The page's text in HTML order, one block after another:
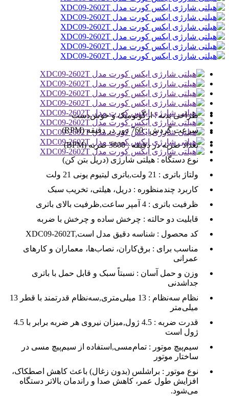
طراحی بدنه :ارگونومیک و خوش‌دست
سرعت گردش :760 دور در دقیقه (RPM)
تعداد ضربه در دقیقه :3800 ضربه (BPM)
نوع دستگاه : هیلتی شارژی (دریل بتن کن)
ولتاژ باتری : 21 ولت,باتری لیتیوم یونی 21 ولت
کاربرد چندمنظوره : دریل، هیلتی، تخریب سبک
ظرفیت باتری : 4 آمپر ساعت,ظرفیت بالای باتری
قابلیت دو حالته : چرخش ساده و چرخش با ضربه
کد محصول : XDC09-2602T,شناسه دقیق مدل است
مناسب برای : برق‌کاران، نصاب‌ها، معماران و کارهای
عمرانی
وزن و حمل آسان : نسبتاً سبک و قابل حمل با باتری
جداشدنی
نظام سه‌نظام :
13 میلی‌متری,سه‌نظام قدرتمند با قطر 13
میلی‌متر
قدرت ضربه :
4.5 ژول,میزان نیروی هر ضربه برابر با 4.5
ژول است
سیم‌پیچ موتور : تمام‌مسی,استفاده از سیم‌پیچ مسی در
ساختار موتور
نوع موتور : براشلس (بدون زغال) باعث کاهش اصطکاک،
افزایش طول عمر، کاهش صدا و راندمان بالاتر دستگاه
می‌شود.